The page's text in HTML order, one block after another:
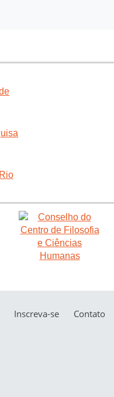
Inscreva-se Contato